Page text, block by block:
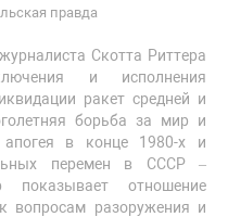
правда
Скотта Риттера
и исполнения
ракет средней и
борьба за мир и
апогея в конце 1980-х и
перемен в СССР –
показывает отношение
вопросам разоружения и